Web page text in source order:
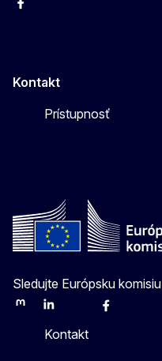
Facebook
Kontakt
Prístupnosť
Sledujte Európsku komisiu
MastodonLinkedInBlueskyFacebook
Kontakt